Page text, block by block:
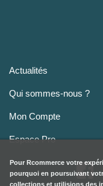
Actualités
Qui sommes-nous ?
Mon Compte
Espace Pro
Pour Rcommerce votre
pourquoi en poursuivant
collections et utilisions des